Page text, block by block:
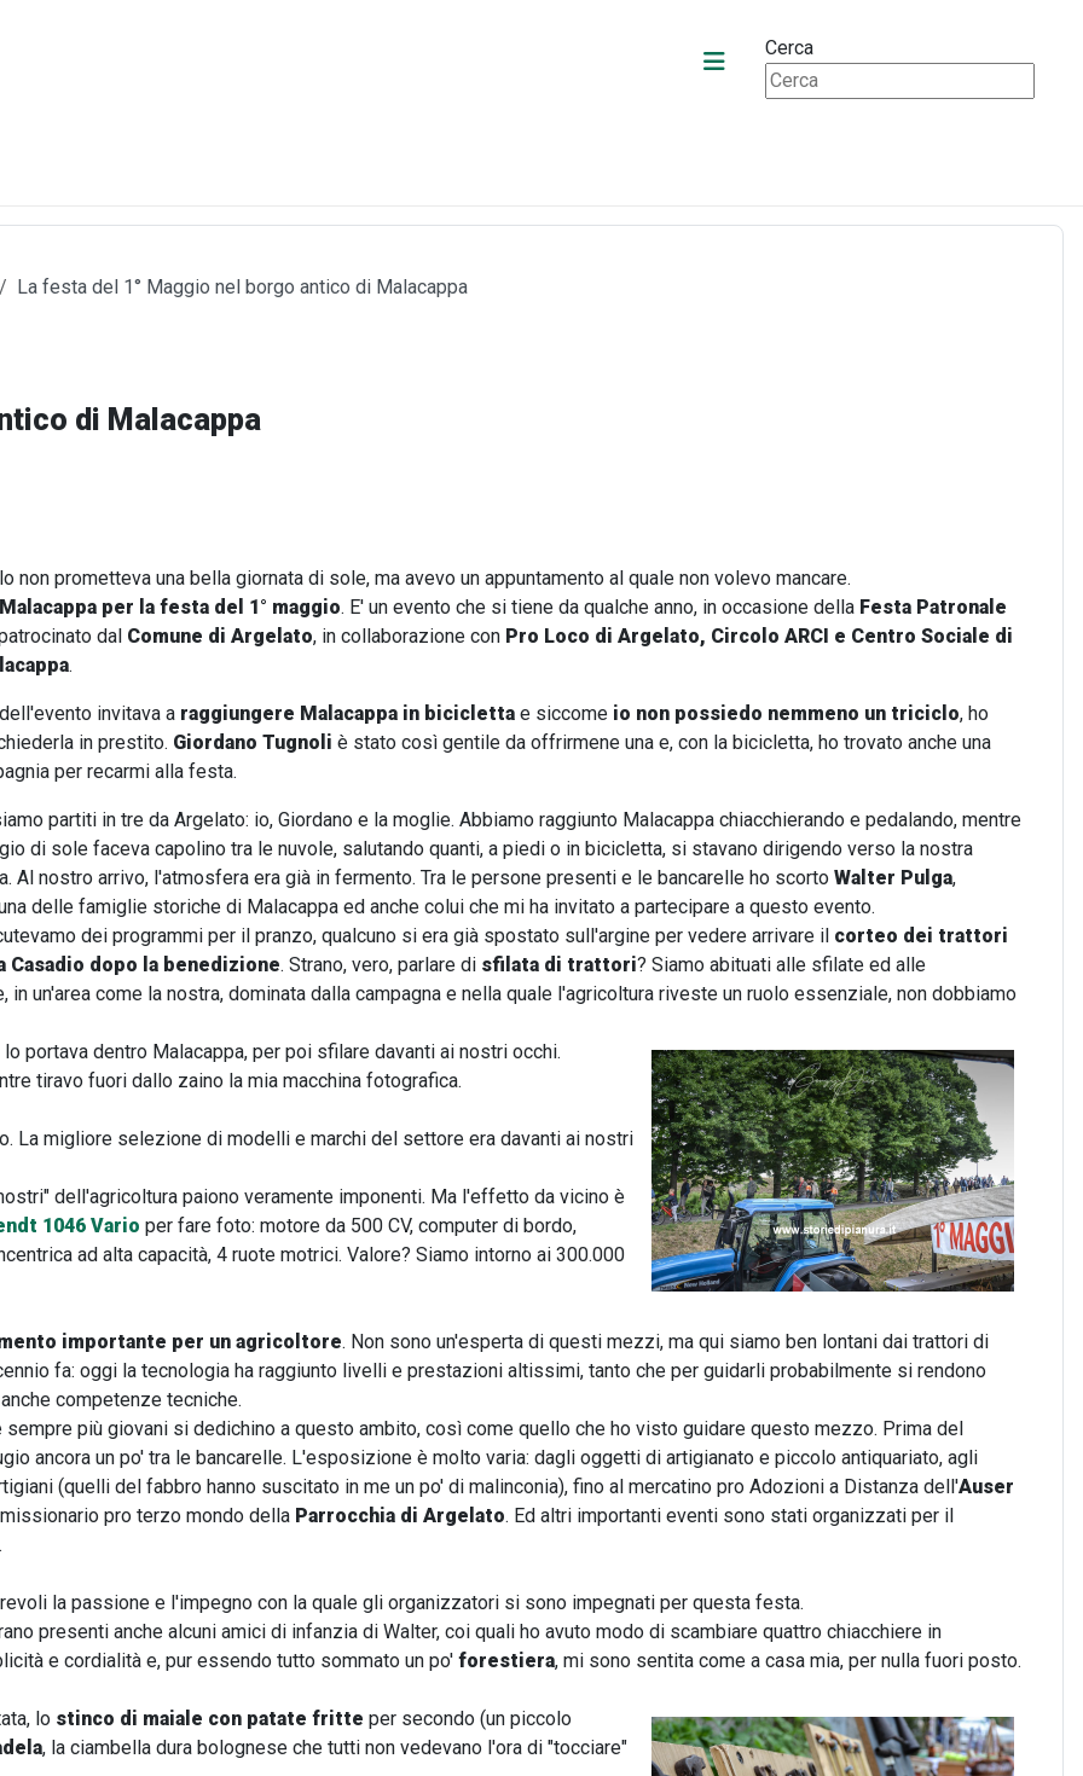
Cerca
La festa del 1° Maggio nel borgo antico di Malacappa
di Malacappa
prometteva una bella giornata di sole, ma avevo un appuntamento al quale non volevo mancare.
per la festa del 1° maggio. E' un evento che si tiene da qualche anno, in occasione della Festa Patronale
dal Comune di Argelato, in collaborazione con Pro Loco di Argelato, Circolo ARCI e Centro Sociale di
.
invitava a raggiungere Malacappa in bicicletta e siccome io non possiedo nemmeno un triciclo, ho
in prestito. Giordano Tugnoli è stato così gentile da offrirmene una e, con la bicicletta, ho trovato anche una
per recarmi alla festa.
partiti in tre da Argelato: io, Giordano e la moglie. Abbiamo raggiunto Malacappa chiacchierando e pedalando, mentre
di sole faceva capolino tra le nuvole, salutando quanti, a piedi o in bicicletta, si stavano dirigendo verso la nostra
Al nostro arrivo, l'atmosfera era già in fermento. Tra le persone presenti e le bancarelle ho scorto Walter Pulga,
delle famiglie storiche di Malacappa ed anche colui che mi ha invitato a partecipare a questo evento.
dei programmi per il pranzo, qualcuno si era già spostato sull'argine per vedere arrivare il corteo dei trattori
Casadio dopo la benedizione. Strano, vero, parlare di sfilata di trattori? Siamo abituati alle sfilate ed alle
un'area come la nostra, dominata dalla campagna e nella quale l'agricoltura riveste un ruolo essenziale, non dobbiamo
portava dentro Malacappa, per poi sfilare davanti ai nostri occhi.
tiravo fuori dallo zaino la mia macchina fotografica.
La migliore selezione di modelli e marchi del settore era davanti ai nostri
dell'agricoltura paiono veramente imponenti. Ma l'effetto da vicino è
1046 Vario per fare foto: motore da 500 CV, computer di bordo,
ad alta capacità, 4 ruote motrici. Valore? Siamo intorno ai 300.000
importante per un agricoltore. Non sono un'esperta di questi mezzi, ma qui siamo ben lontani dai trattori di
fa: oggi la tecnologia ha raggiunto livelli e prestazioni altissimi, tanto che per guidarli probabilmente si rendono
competenze tecniche.
sempre più giovani si dedichino a questo ambito, così come quello che ho visto guidare questo mezzo. Prima del
ancora un po' tra le bancarelle. L'esposizione è molto varia: dagli oggetti di artigianato e piccolo antiquariato, agli
(quelli del fabbro hanno suscitato in me un po' di malinconia), fino al mercatino pro Adozioni a Distanza dell'Auser
pro terzo mondo della Parrocchia di Argelato. Ed altri importanti eventi sono stati organizzati per il
la passione e l'impegno con la quale gli organizzatori si sono impegnati per questa festa.
presenti anche alcuni amici di infanzia di Walter, coi quali ho avuto modo di scambiare quattro chiacchiere in
e cordialità e, pur essendo tutto sommato un po' forestiera, mi sono sentita come a casa mia, per nulla fuori posto.
lo stinco di maiale con patate fritte per secondo (un piccolo
, la ciambella dura bolognese che tutti non vedevano l'ora di "tocciare"